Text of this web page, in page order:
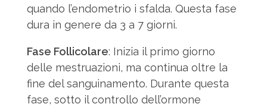
quando l’endometrio i sfalda. Questa fase
dura in genere da 3 a 7 giorni.
Fase Follicolare: Inizia il primo giorno
delle mestruazioni, ma continua oltre la
fine del sanguinamento. Durante questa
fase, sotto il controllo dell’ormone